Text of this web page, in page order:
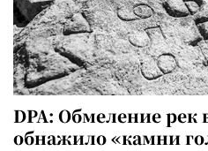
DPA: Обмеление рек
обнажило «камни